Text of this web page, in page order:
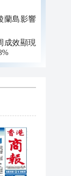
蘭島影響
成效顯現